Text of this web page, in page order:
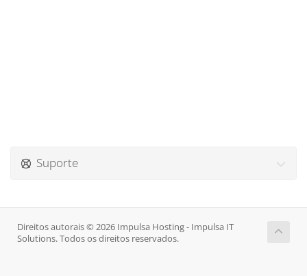
Suporte
Direitos autorais © 2026 Impulsa Hosting - Impulsa IT
Solutions. Todos os direitos reservados.